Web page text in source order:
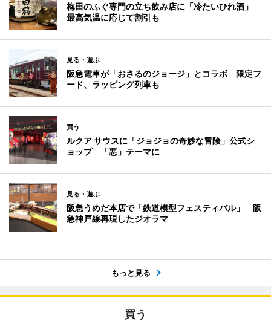
梅田のふぐ専門の立ち飲み店に「冷たいひれ酒」
最高気温に応じて割引も
見る・遊ぶ
阪急電車が「おさるのジョージ」とコラボ 限定フ
ード、ラッピング列車も
買う
ルクア サウスに「ジョジョの奇妙な冒険」公式シ
ョップ 「悪」テーマに
見る・遊ぶ
阪急うめだ本店で「鉄道模型フェスティバル」 阪
急神戸線再現したジオラマ
もっと見る
買う